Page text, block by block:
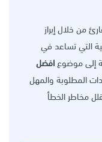
من خلال إبراز
التي تساعد في
إلى موضوعافضل
المطلوبة والمهل
مخاطر الخطأ